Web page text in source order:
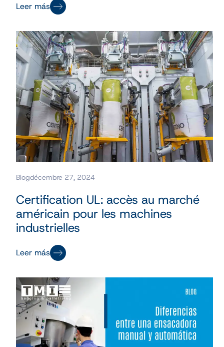
Leer más
Blogdécembre 27, 2024
Certification UL: accès au marché
américain pour les machines
industrielles
Leer más